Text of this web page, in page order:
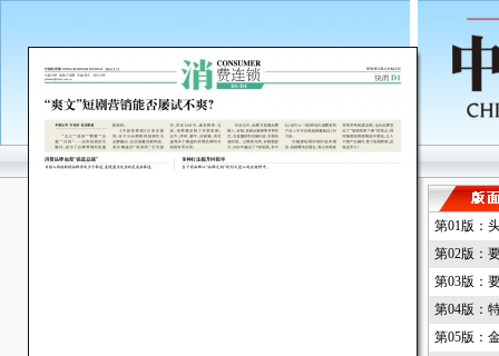
第01版：
第02版：
第03版：
第04版：
第05版：